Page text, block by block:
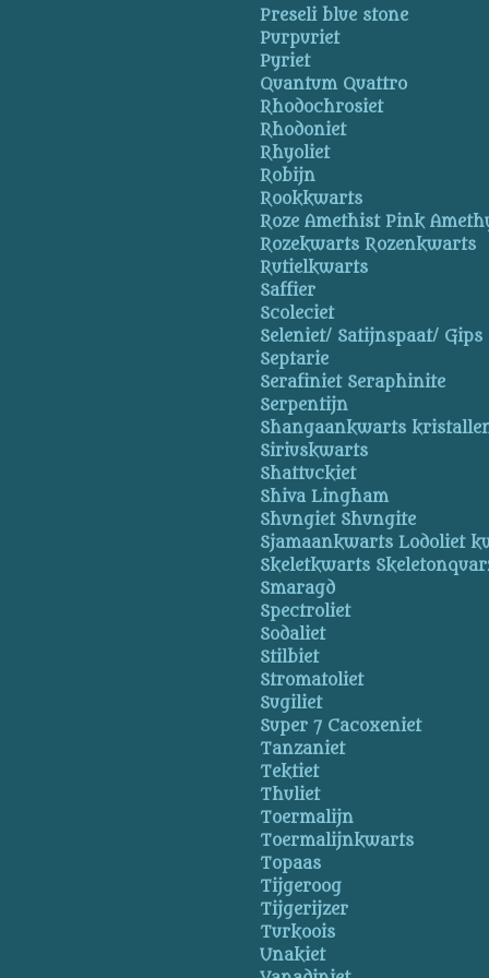
Preseli blue stone
Purpuriet
Pyriet
Quantum Quattro
Rhodochrosiet
Rhodoniet
Rhyoliet
Robijn
Rookkwarts
Roze Amethist Pink
Rozekwarts Rozenkwarts
Rutielkwarts
Saffier
Scoleciet
Seleniet/ Satijnspaat/ Gips
Septarie
Serafiniet Seraphinite
Serpentijn
Shangaankwarts
Siriuskwarts
Shattuckiet
Shiva Lingham
Shungiet Shungite
Sjamaankwarts Lodoliet
Skeletkwarts
Smaragd
Spectroliet
Sodaliet
Stilbiet
Stromatoliet
Sugiliet
Super 7 Cacoxeniet
Tanzaniet
Tektiet
Thuliet
Toermalijn
Toermalijnkwarts
Topaas
Tijgeroog
Tijgerijzer
Turkoois
Unakiet